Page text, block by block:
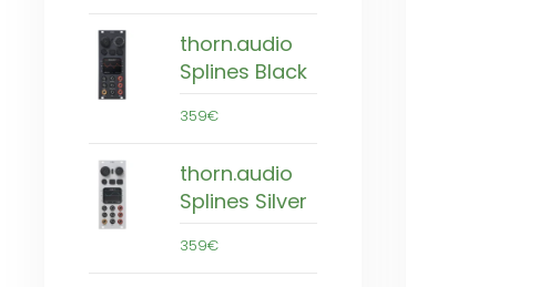
thorn.audio
Splines Black
359€
thorn.audio
Splines Silver
359€